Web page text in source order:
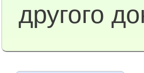
другого